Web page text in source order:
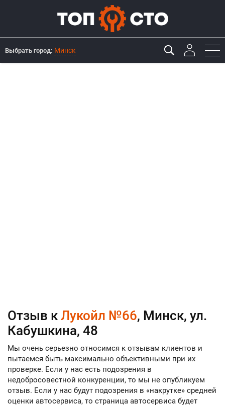
Выбрать город: Минск
Отзыв к Лукойл №66, Минск, ул.
Кабушкина, 48
Мы очень серьезно относимся к отзывам клиентов и
пытаемся быть максимально объективными при их
проверке. Если у нас есть подозрения в
недобросовестной конкуренции, то мы не опубликуем
отзыв. Если у нас будут подозрения в «накрутке» средней
оценки автосервиса, то страница автосервиса будет